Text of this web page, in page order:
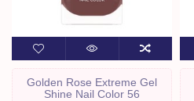
Golden Rose Extreme Gel
Shine Nail Color 56